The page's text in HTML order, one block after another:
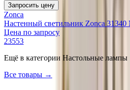
Запросить цену
Zonca
Настенный светильник Zonca 31340
Цена по запросу
23553
Ещё в категории Настольные лампы
Все товары →